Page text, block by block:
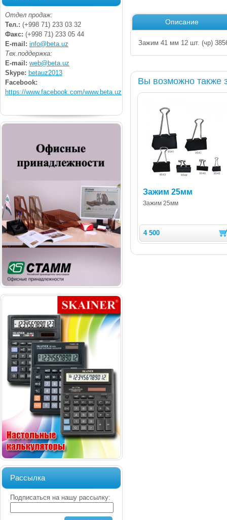
Отдел продаж:
Тел.: (+998 71) 233 03 32
Факс: (+998 71) 233 05 44
E-mail: info@beta.uz
Тех.поддержка:
E-mail: web@beta.uz
Skype: betauz2013
Facebook:
https://www.facebook.com/www.beta.uz
Рассылка
Подписаться на нашу рассылку:
Описание
Зажим 41 мм 12 шт. (чр)
Вы возможно также
Зажим 25мм
Зажим 25мм
4 500